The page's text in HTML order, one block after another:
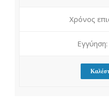
Χρόνος